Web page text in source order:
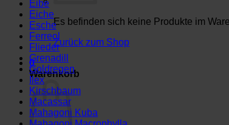
Es befinden sich keine Produkte im
Zurück zum Shop
0
Warenkorb
Eibe
Eiche
Esche
Ferreol
Flieder
Grenadill
Goldregen
Ilex
Kirschbaum
Macassar
Mahagoni Kuba